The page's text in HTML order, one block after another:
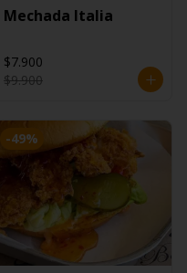
Mechada Italia
$7.900
$9.900
-49%